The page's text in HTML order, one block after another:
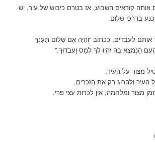
אותה קוראים השבוע, אז בטרם כיבוש של עיר, יש
בדרכי שלום.
אותם לעבדים, ככתוב “וְהָיָה אִם שָׁלוֹם תַּעַנְךָ
הַנִּמְצָא בָהּ יִהְיוּ לְךָ לָמַס וַעֲבָדוּךָ.”
מצור על העיר.
העיר ולהרוג רק את הזכרים.
מצור ומלחמה, אין לכרות עצי פרי.